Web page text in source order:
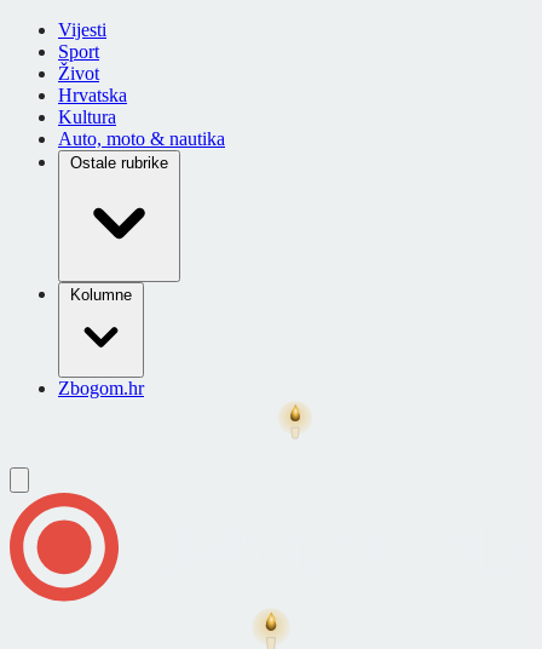
Vijesti
Sport
Život
Hrvatska
Kultura
Auto, moto & nautika
Ostale rubrike
Kolumne
Zbogom.hr